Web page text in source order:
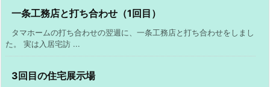
一条工務店と打ち合わせ（1回目）
タマホームの打ち合わせの翌週に、一条工務店と打ち合わせをしまし
た。 実は入居宅訪 ...
3回目の住宅展示場